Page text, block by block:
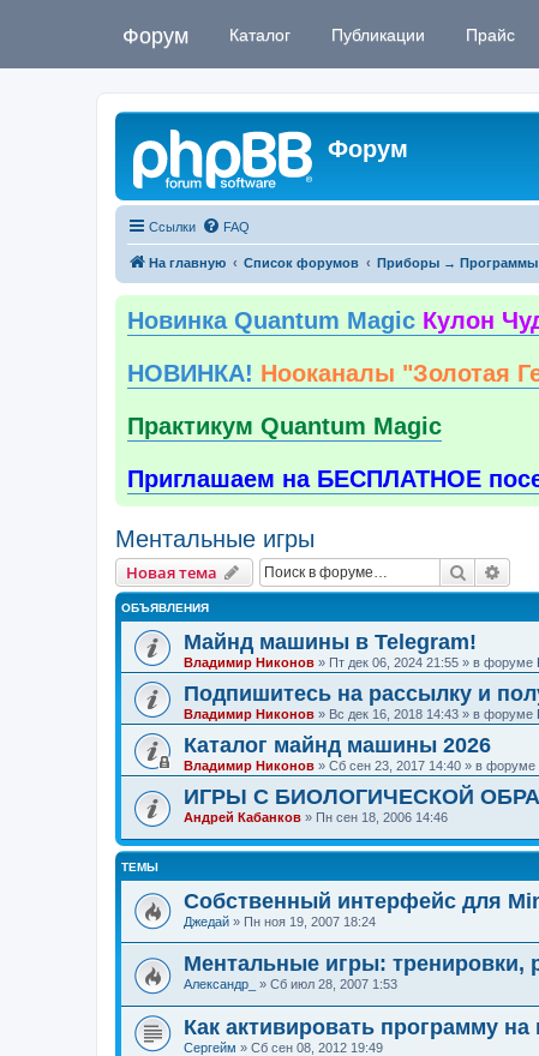
Форум Каталог Публикации Прайс
Форум
Ссылки FAQ
На главную Список форумов Приборы → Программы
Новинка Quantum Magic Кулон
НОВИНКА! Нооканалы "Золотая
Практикум Quantum Magic
Приглашаем на БЕСПЛАТНОЕ
Ментальные игры
Новая тема Поиск
ОБЪЯВЛЕНИЯ
Майнд машины в Telegram!
Владимир Никонов » Пт дек 06, 2024 21:55 » в форуме
Подпишитесь на рассылку и
Владимир Никонов » Вс дек 16, 2018 14:43 » в форуме
Каталог майнд машины 2026
Владимир Никонов » Сб сен 23, 2017 14:40 » в форуме
ИГРЫ С БИОЛОГИЧЕСКОЙ
Андрей Кабанков » Пн сен 18, 2006 14:46
ТЕМЫ
Собственный интерфейс для
Джедай » Пн ноя 19, 2007 18:24
Ментальные игры: тренировки,
Александр_ » Сб июл 28, 2007 1:53
Как активировать программу
Сергейм » Сб сен 08, 2012 19:49